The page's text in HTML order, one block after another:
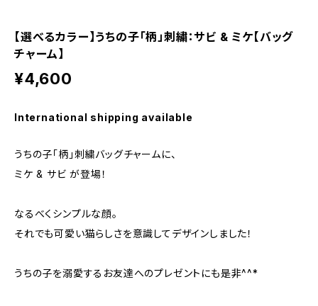
【選べるカラー】うちの子「柄」刺繍：サビ & ミケ【バッグ
チャーム】
¥4,600
International shipping available
うちの子「柄」刺繍バッグチャームに、
ミケ & サビ が登場！
なるべくシンプルな顔。
それでも可愛い猫らしさを意識してデザインしました！
うちの子を溺愛するお友達へのプレゼントにも是非^^*